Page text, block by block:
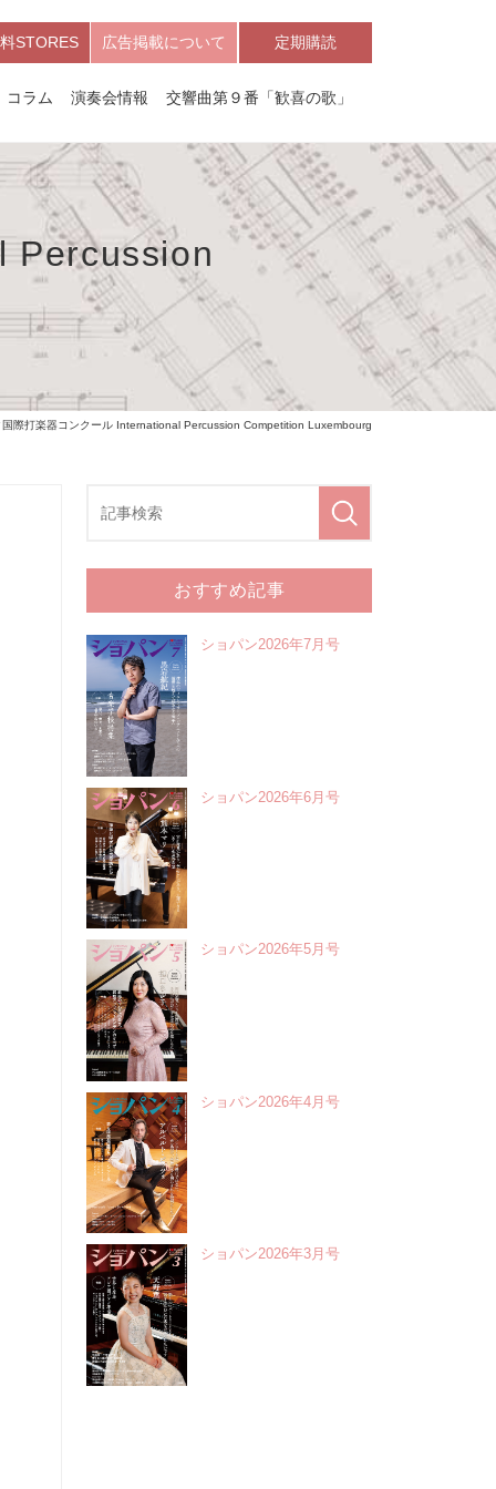
STORES 広告掲載について 定期購読
コラム 演奏会情報 交響曲第９番「歓喜の歌」
Percussion
際打楽器コンクール International Percussion Competition Luxembourg
おすすめ記事
ショパン2026年7月号
ショパン2026年6月号
ショパン2026年5月号
ショパン2026年4月号
ショパン2026年3月号